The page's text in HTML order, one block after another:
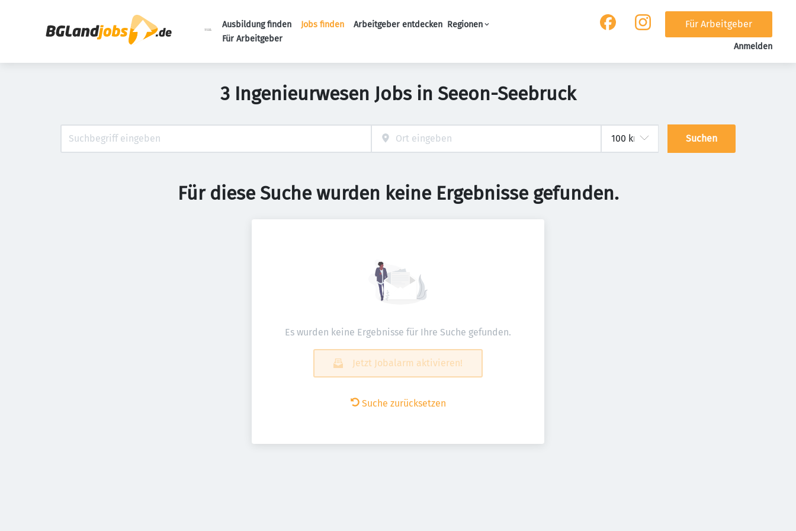
Ausbildung finden Jobs finden Arbeitgeber entdecken Regionen
Für Arbeitgeber
Für Arbeitgeber
Anmelden
3 Ingenieurwesen Jobs in Seeon-Seebruck
Suchen
Für diese Suche wurden keine Ergebnisse gefunden.
Es wurden keine Ergebnisse für Ihre Suche gefunden.
Jetzt Jobalarm aktivieren!
Suche zurücksetzen